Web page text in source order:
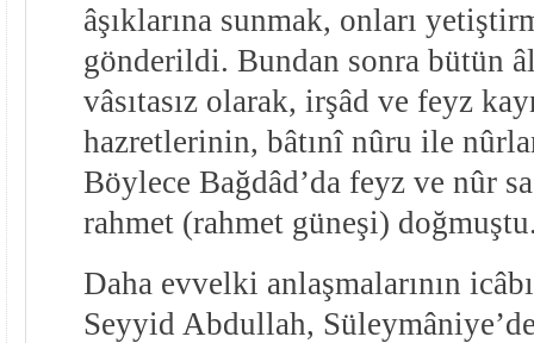
âşıklarına sunmak, onları
gönderildi. Bundan sonra bütün
vâsıtasız olarak, irşâd ve feyz
hazretlerinin, bâtınî nûru ile
Böylece Bağdâd’da feyz ve nûr
rahmet (rahmet güneşi)
Daha evvelki anlaşmalarının
Seyyid Abdullah,